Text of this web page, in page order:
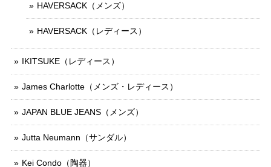
HAVERSACK（メンズ）
HAVERSACK（レディース）
IKITSUKE（レディース）
James Charlotte（メンズ・レディース）
JAPAN BLUE JEANS（メンズ）
Jutta Neumann（サンダル）
Kei Condo（陶器）